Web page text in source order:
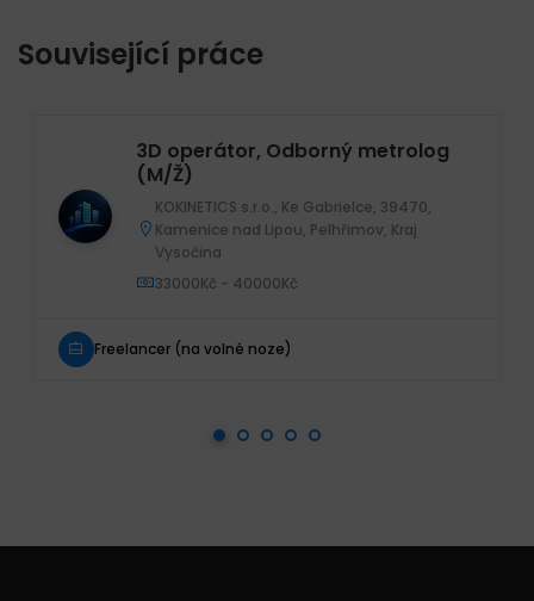
Související práce
3D operátor, Odborný metrolog
(M/Ž)
KOKINETICS s.r.o., Ke Gabrielce, 39470,
Kamenice nad Lipou, Pelhřimov, Kraj
Vysočina
33000Kč - 40000Kč
Freelancer (na volné noze)